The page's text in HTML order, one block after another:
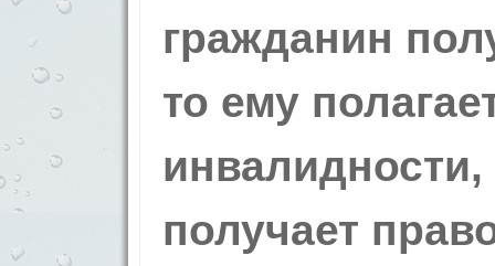
гражданин
то ему
инвалидности,
получает